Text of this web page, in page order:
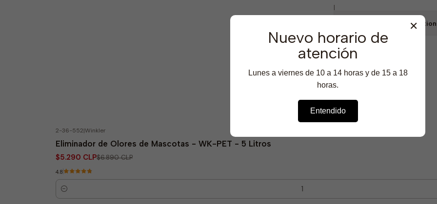
|
Show stock from
Featured Products
2-36-552|Winkler
Eliminador de Olores de Mascotas - WK-PET - 5 Litros
$5.290 CLP$6.890 CLP
4.8
Quantity
✕
Nuevo horario de
atención
Lunes a viernes de 10 a 14 horas y de 15 a 18
horas.
Entendido